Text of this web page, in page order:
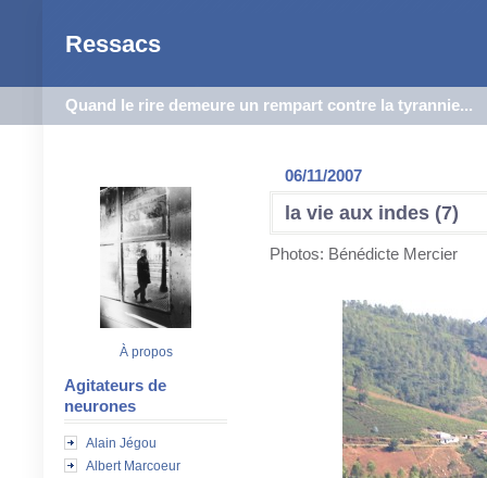
Ressacs
Quand le rire demeure un rempart contre la tyrannie...
À propos
Agitateurs de
neurones
Alain Jégou
Albert Marcoeur
06/11/2007
la vie aux indes (7)
Photos: Bénédicte Mercier